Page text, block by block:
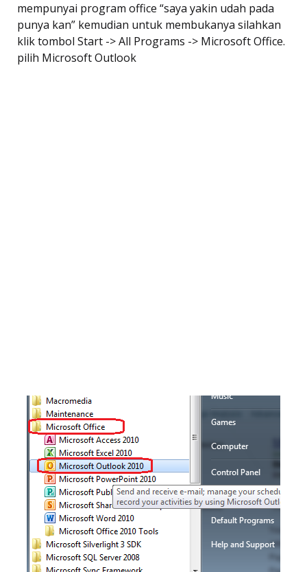
mempunyai program office “saya yakin udah pada
punya kan” kemudian untuk membukanya silahkan
klik tombol Start -> All Programs -> Microsoft Office.
pilih Microsoft Outlook